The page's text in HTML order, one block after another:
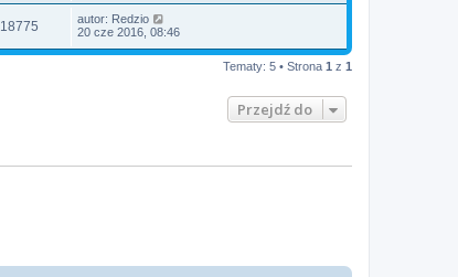
18775 autor: Redzio
20 cze 2016, 08:46
Tematy: 5 • Strona 1 z 1
Przejdź do